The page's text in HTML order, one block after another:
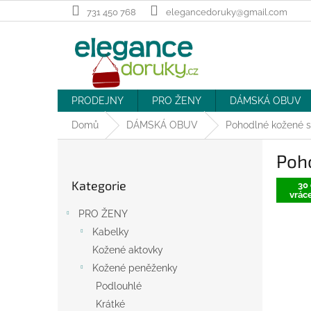
na
731 450 768 elegancedoruky@gmail.com
PRODEJNY PRO ŽENY DÁMSKÁ OBUV
Domů DÁMSKÁ OBUV Pohodlné kožené
kategorie
Kategorie
PRO ŽENY
Kabelky
Kožené aktovky
Kožené peněženky
Podlouhlé
Krátké
30